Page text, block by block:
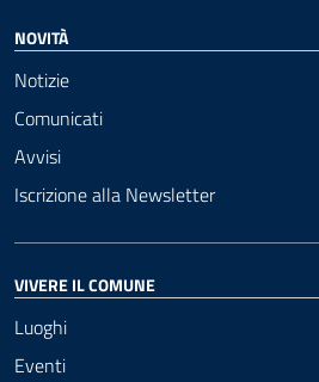
NOVITÀ
Notizie
Comunicati
Avvisi
Iscrizione alla Newsletter
VIVERE IL COMUNE
Luoghi
Eventi